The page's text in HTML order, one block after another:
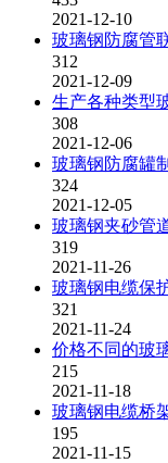
2021-12-10
玻璃钢防腐管
312
2021-12-09
生产各种类型
308
2021-12-06
玻璃钢防腐罐
324
2021-12-05
玻璃钢夹砂管
319
2021-11-26
玻璃钢电缆保
321
2021-11-24
价格不同的玻
215
2021-11-18
玻璃钢电缆桥
195
2021-11-15